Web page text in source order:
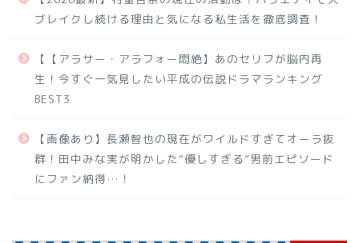
ブレイクし続ける理由と気になる私生活を徹底調査！
【【アラサー・アラフォー悶絶】あのセリフが脳内再
生！今すぐ一気見したい平成の伝説ドラマランキング
BEST3
【画像あり】長瀬智也の現在がワイルドすぎてオーラ抜
群！田中みな実が明かした“優しすぎる”男前エピソード
にファン納得…！